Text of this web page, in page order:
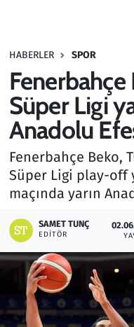
HABERLER SPOR
Süper Ligi
Anadolu
Fenerbahçe Beko,
Süper Ligi play-off
maçında yarın
SAMET TUNÇ
EDITÖR
Haber
Kültür Sanat
Kurumsal
Lezzet Durağı
Memur ve Kamu
Otomobil
Oyun
Ramazan